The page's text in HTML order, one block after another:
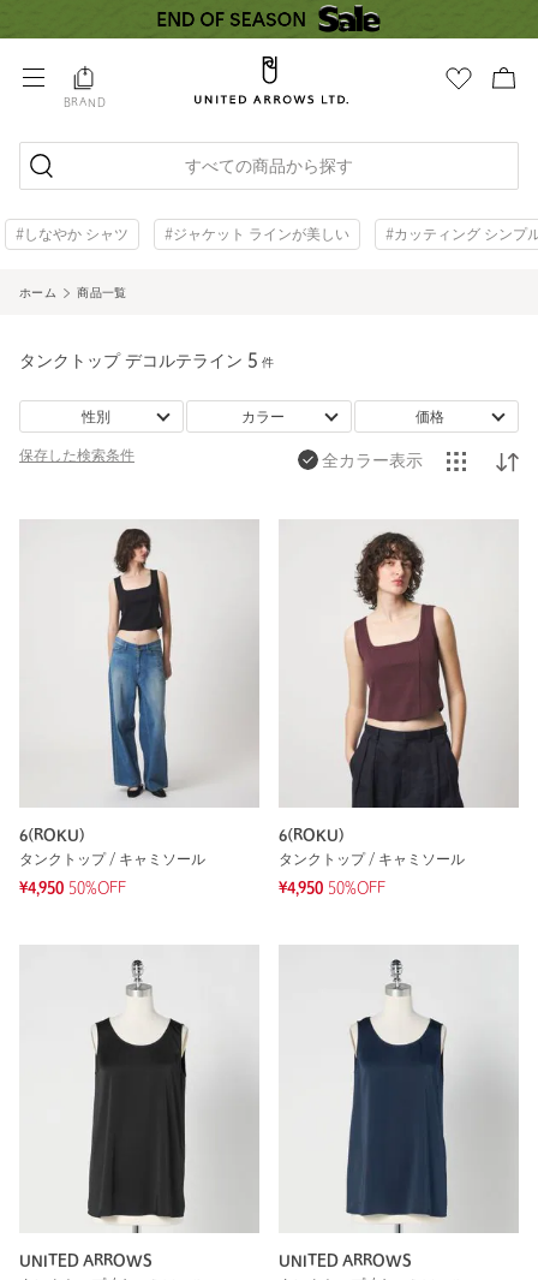
BRAND
すべての商品から探す
#しなやか シャツ #ジャケット ラインが美しい #カッティング シンプ
ホーム 商品一覧
タンクトップ デコルテライン 5 件
性別 カラー 価格
保存した検索条件 全カラー表示
6(ROKU)
タンクトップ / キャミソール
¥4,950 50%OFF
6(ROKU)
タンクトップ / キャミソール
¥4,950 50%OFF
UNITED ARROWS
UNITED ARROWS